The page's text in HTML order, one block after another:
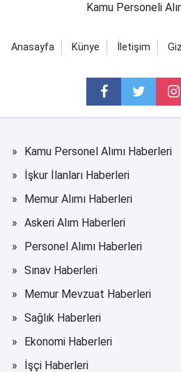
Kamu Personeli
Anasayfa Künye İletişim
Kamu Personel Alımı Haberleri
İşkur İlanları Haberleri
Memur Alımı Haberleri
Askeri Alım Haberleri
Personel Alımı Haberleri
Sınav Haberleri
Memur Mevzuat Haberleri
Sağlık Haberleri
Ekonomi Haberleri
İşçi Haberleri